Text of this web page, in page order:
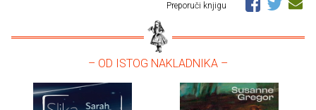
Preporuči knjigu
– OD ISTOG NAKLADNIKA –